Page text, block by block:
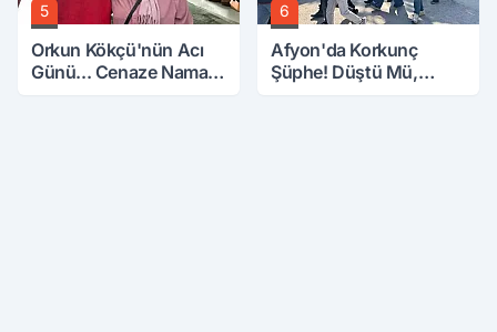
5
Orkun Kökçü'nün Acı
Günü... Cenaze Namazı
6
Afyon'da Korkunç
Şüphe! Düştü Mü,